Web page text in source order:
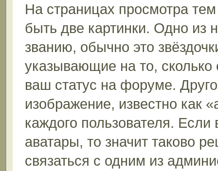
На страницах просмотра
быть две картинки. Одно из
званию, обычно это
указывающие на то,
ваш статус на форуме.
изображение, известно как
каждого пользователя.
аватары, то значит таково
связаться с одним из